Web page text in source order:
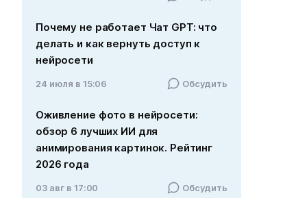
Почему не работает Чат GPT: что
делать и как вернуть доступ к
нейросети
24 июля в 15:06 Обсудить
Оживление фото в нейросети:
обзор 6 лучших ИИ для
анимирования картинок. Рейтинг
2026 года
03 авг в 17:00 Обсудить